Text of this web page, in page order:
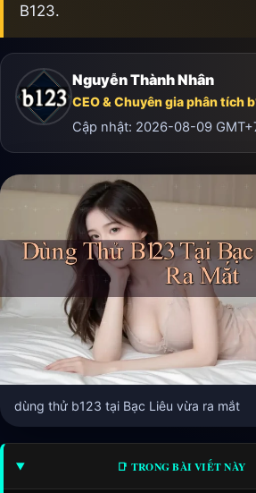
B123.
Nguyễn Thành Nhân
CEO & Chuyên gia phân tích
Cập nhật: 2026-08-09
dùng thử b123 tại Bạc Liêu vừa ra mắt
📑 TRONG BÀI VIẾT NÀY